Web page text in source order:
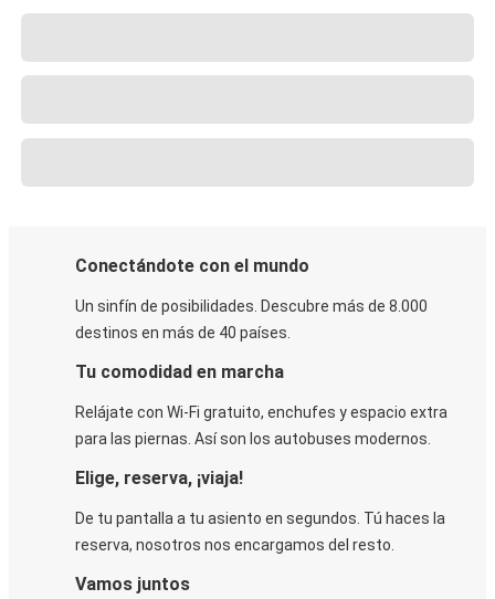
Conectándote con el mundo
Un sinfín de posibilidades. Descubre más de 8.000
destinos en más de 40 países.
Tu comodidad en marcha
Relájate con Wi-Fi gratuito, enchufes y espacio extra
para las piernas. Así son los autobuses modernos.
Elige, reserva, ¡viaja!
De tu pantalla a tu asiento en segundos. Tú haces la
reserva, nosotros nos encargamos del resto.
Vamos juntos